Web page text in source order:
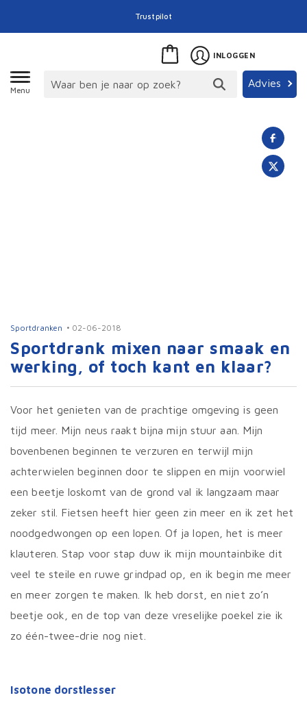
Trustpilot
Menu
Advies
INLOGGEN
Sportdranken 02-06-2018
Sportdrank mixen naar smaak en
werking, of toch kant en klaar?
Voor het genieten van de prachtige omgeving is geen
tijd meer. Mijn neus raakt bijna mijn stuur aan. Mijn
bovenbenen beginnen te verzuren en terwijl mijn
achterwielen beginnen door te slippen en mijn voorwiel
een beetje loskomt van de grond val ik langzaam maar
zeker stil. Fietsen heeft hier geen zin meer en ik zet het
noodgedwongen op een lopen. Of ja lopen, het is meer
klauteren. Stap voor stap duw ik mijn mountainbike dit
veel te steile en ruwe grindpad op, en ik begin me meer
en meer zorgen te maken. Ik heb dorst, en niet zo’n
beetje ook, en de top van deze vreselijke poekel zie ik
zo één-twee-drie nog niet.
Isotone dorstlesser